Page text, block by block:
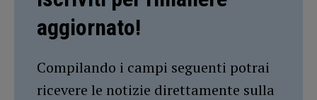
aggiornato!
Compilando i campi seguenti potrai
ricevere le notizie direttamente sulla